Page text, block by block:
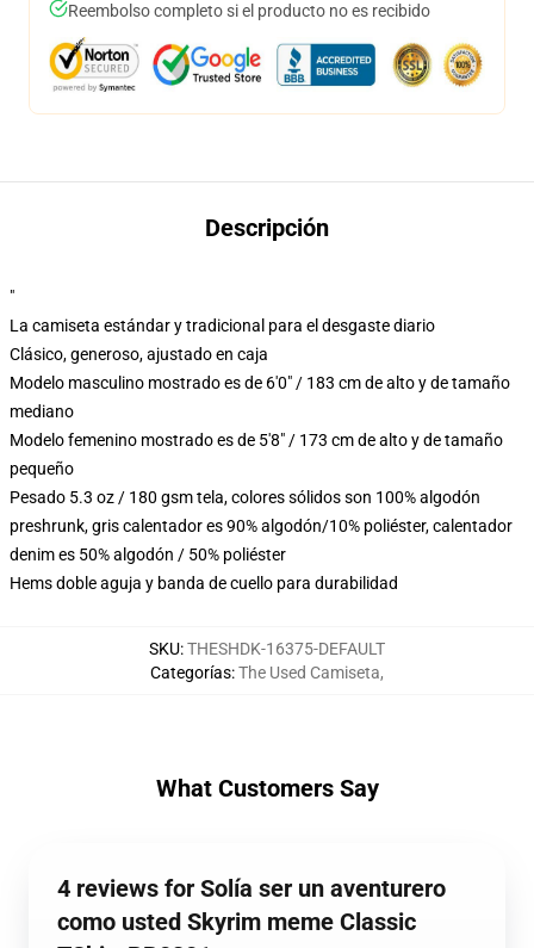
Reembolso completo si el producto no es recibido
Descripción
"
La camiseta estándar y tradicional para el desgaste diario
Clásico, generoso, ajustado en caja
Modelo masculino mostrado es de 6'0" / 183 cm de alto y de tamaño
mediano
Modelo femenino mostrado es de 5'8" / 173 cm de alto y de tamaño
pequeño
Pesado 5.3 oz / 180 gsm tela, colores sólidos son 100% algodón
preshrunk, gris calentador es 90% algodón/10% poliéster, calentador
denim es 50% algodón / 50% poliéster
Hems doble aguja y banda de cuello para durabilidad
SKU:THESHDK-16375-DEFAULT
Categorías:The Used Camiseta,
What Customers Say
4 reviews for Solía ser un aventurero
como usted Skyrim meme Classic